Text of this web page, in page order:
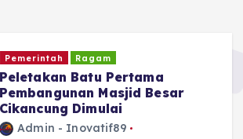
Kriminal dan Hukum
Diduga Edarkan Tembakau
Sintetis, Seorang Pria di Garut
Diamankan Polisi
Admin - Inovatif89